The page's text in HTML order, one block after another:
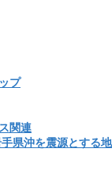
プ
関連
県沖を震源とする